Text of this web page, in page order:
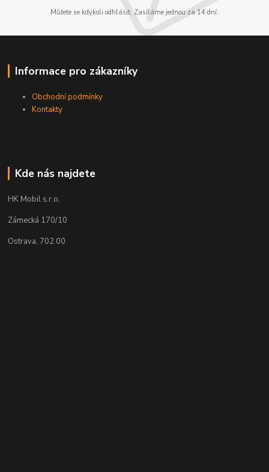
Můžete se kdykoli odhlásit. Zasíláme jednou za 14 dní.
Informace pro zákazníky
Obchodní podmínky
Kontakty
Kde nás najdete
HK Mobil s.r.o.
Zámecká 170/10
Ostrava, 702 00